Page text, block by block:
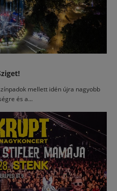
mellett idén újra nagyobb
és a...